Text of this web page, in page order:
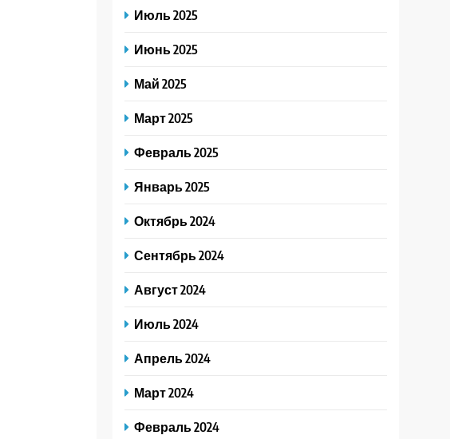
Июль 2025
Июнь 2025
Май 2025
Март 2025
Февраль 2025
Январь 2025
Октябрь 2024
Сентябрь 2024
Август 2024
Июль 2024
Апрель 2024
Март 2024
Февраль 2024